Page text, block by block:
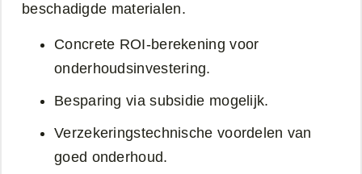
beschadigde materialen.
Concrete ROI-berekening voor
onderhoudsinvestering.
Besparing via subsidie mogelijk.
Verzekeringstechnische voordelen van
goed onderhoud.